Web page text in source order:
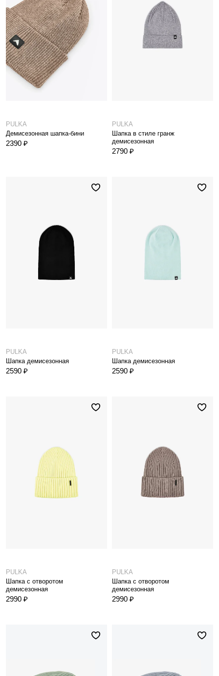
PULKA
Демисезонная шапка-бини
2390 ₽
PULKA
Шапка в стиле гранж
демисезонная
2790 ₽
PULKA
Шапка демисезонная
2590 ₽
PULKA
Шапка демисезонная
2590 ₽
PULKA
Шапка с отворотом
демисезонная
2990 ₽
PULKA
Шапка с отворотом
демисезонная
2990 ₽